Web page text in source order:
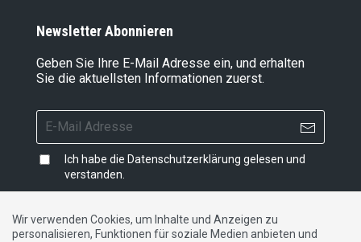
Newsletter Abonnieren
Geben Sie Ihre E-Mail Adresse ein, und erhalten
Sie die aktuellsten Informationen zuerst.
Ich habe die Datenschutzerklärung gelesen und
verstanden.
Wir verwenden Cookies, um Inhalte und Anzeigen zu
personalisieren, Funktionen für soziale Medien anbieten und